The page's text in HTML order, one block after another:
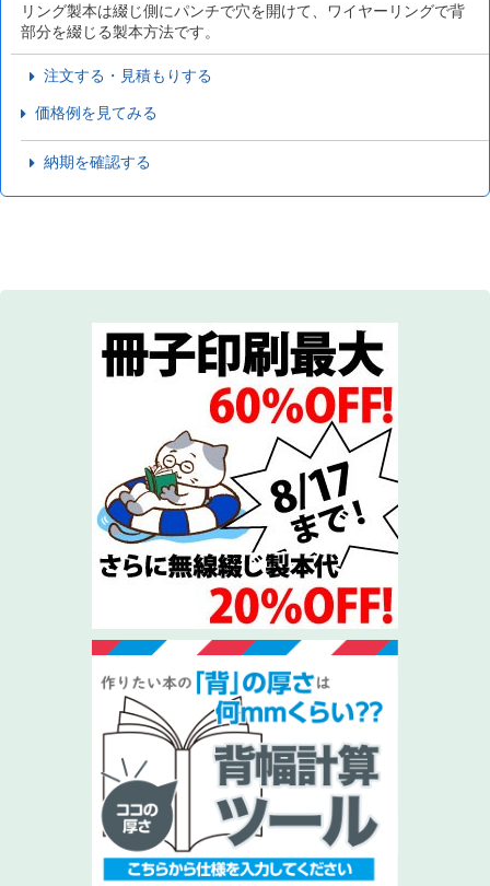
リング製本は綴じ側にパンチで穴を開けて、ワイヤーリングで背
部分を綴じる製本方法です。
注文する・見積もりする
価格例を見てみる
納期を確認する